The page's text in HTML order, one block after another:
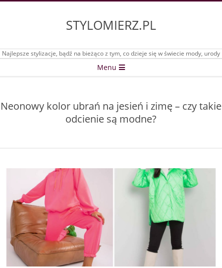
STYLOMIERZ.PL
Najlepsze stylizacje, bądź na bieżąco z tym, co dzieje się w świecie mody, urody
Menu
Neonowy kolor ubrań na jesień i zimę – czy takie
odcienie są modne?